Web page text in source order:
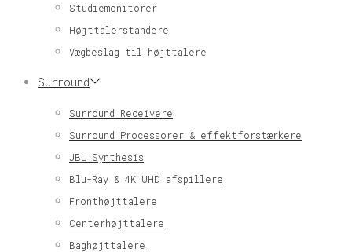
Studiemonitorer
Højttalerstandere
Vægbeslag til højttalere
Surround
Surround Receivere
Surround Processorer & effektforstærkere
JBL Synthesis
Blu-Ray & 4K UHD afspillere
Fronthøjttalere
Centerhøjttalere
Baghøjttalere